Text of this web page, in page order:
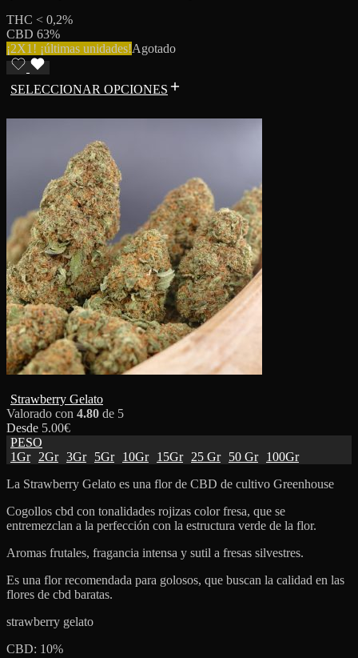
THC < 0,2%
CBD 63%
¡2X1! ¡últimas unidades!Agotado
SELECCIONAR OPCIONES
Strawberry Gelato
Valorado con 4.80 de 5
Desde 5.00€
PESO
1Gr
2Gr 3Gr 5Gr 10Gr 15Gr 25 Gr 50 Gr
100Gr
La Strawberry Gelato es una flor de CBD de cultivo Greenhouse
Cogollos cbd con tonalidades rojizas color fresa, que se
entremezclan a la perfección con la estructura verde de la flor.
Aromas frutales, fragancia intensa y sutil a fresas silvestres.
Es una flor recomendada para golosos, que buscan la calidad en las
flores de cbd baratas.
strawberry gelato
CBD: 10%